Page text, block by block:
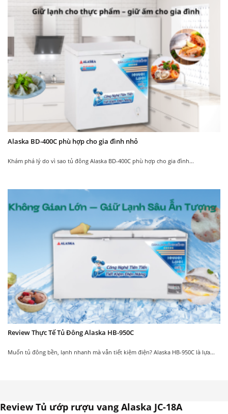
Alaska BD-400C phù hợp cho gia đình nhỏ
Khám phá lý do vì sao tủ đông Alaska BD-400C phù hợp cho gia đình...
Review Thực Tế Tủ Đông Alaska HB-950C
Muốn tủ đông bền, lạnh nhanh mà vẫn tiết kiệm điện? Alaska HB-950C là lựa...
Review Tủ ướp rượu vang Alaska JC-18A